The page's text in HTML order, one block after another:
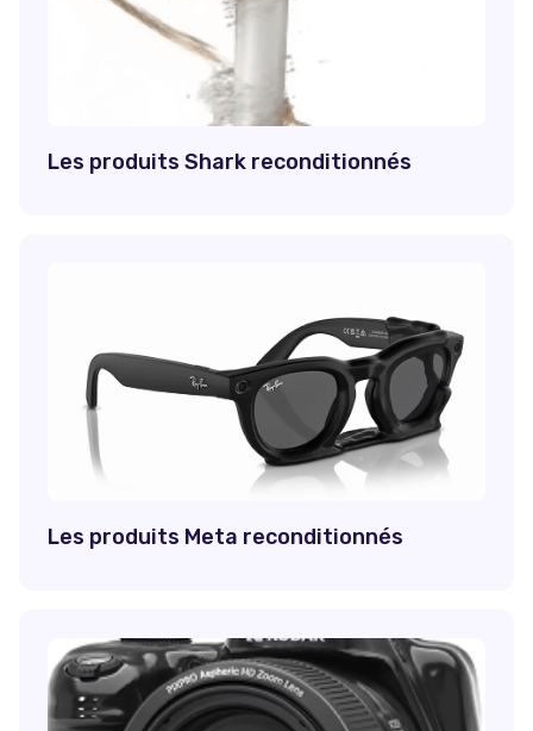
Les produits Shark reconditionnés
Les produits Meta reconditionnés